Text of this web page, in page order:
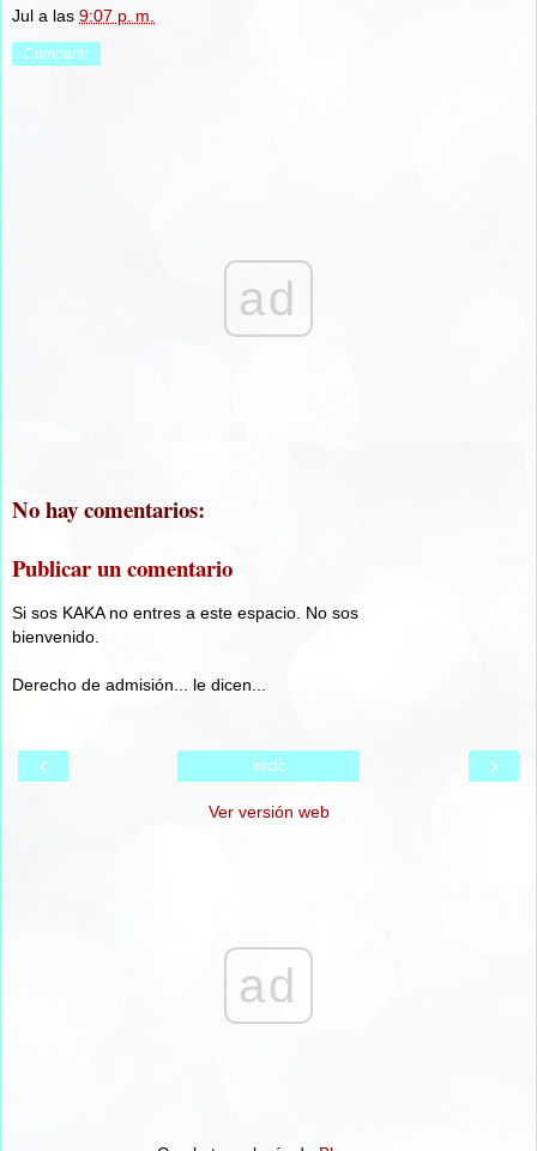
Jul a las 9:07 p. m.
Compartir
ad
No hay comentarios:
Publicar un comentario
Si sos KAKA no entres a este espacio. No sos
bienvenido.
Derecho de admisión... le dicen...
‹ ›
Inicio
Ver versión web
ad